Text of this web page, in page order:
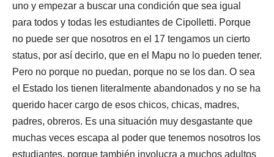
uno y empezar a buscar una condición que sea igual
para todos y todas les estudiantes de Cipolletti. Porque
no puede ser que nosotros en el 17 tengamos un cierto
status, por así decirlo, que en el Mapu no lo pueden tener.
Pero no porque no puedan, porque no se los dan. O sea
el Estado los tienen literalmente abandonados y no se ha
querido hacer cargo de esos chicos, chicas, madres,
padres, obreros. Es una situación muy desgastante que
muchas veces escapa al poder que tenemos nosotros los
estudiantes, porque también involucra a muchos adultos